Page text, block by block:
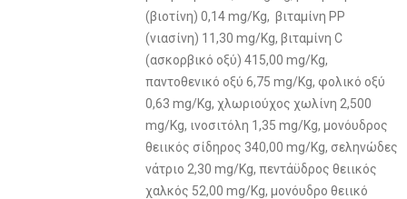
(βιοτίνη) 0,14 mg/Kg, βιταμίνη PP
(νιασίνη) 11,30 mg/Kg, βιταμίνη C
(ασκορβικό οξύ) 415,00 mg/Kg,
παντοθενικό οξύ 6,75 mg/Kg, φολικό οξύ
0,63 mg/Kg, χλωριούχος χωλίνη 2,500
mg/Kg, ινοσιτόλη 1,35 mg/Kg, μονόυδρος
θειικός σίδηρος 340,00 mg/Kg, σεληνώδες
νάτριο 2,30 mg/Kg, πεντάϋδρος θειικός
χαλκός 52,00 mg/Kg, μονόυδρο θειικό